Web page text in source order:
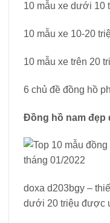
10 mẫu xe dưới 10
10 mẫu xe 10-20
10 mẫu xe trên 20
6 chủ đề đồng hồ
Đồng hồ nam đẹp
doxa d203bgy –
dưới 20 triệu được